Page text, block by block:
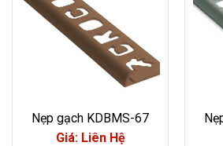
Nẹp gạch KDBMS-67
Giá: Liên Hệ